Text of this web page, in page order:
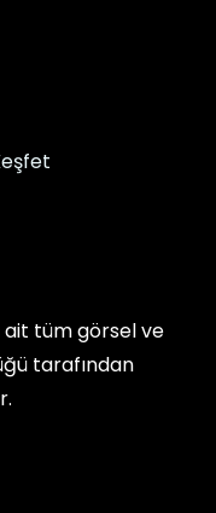
ait tüm görsel ve
tarafından